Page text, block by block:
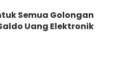
Semua Golongan
Uang Elektronik